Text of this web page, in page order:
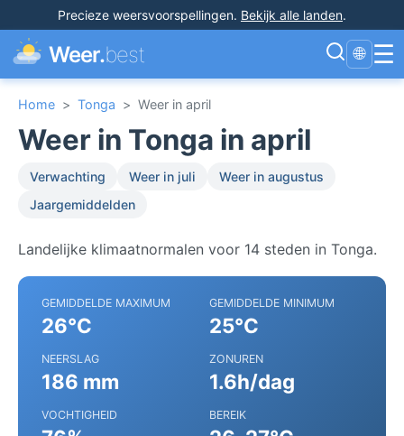
Precieze weersvoorspellingen. Bekijk alle landen.
Weer.best 🌐 ☰
Home > Tonga > Weer in april
Weer in Tonga in april
Verwachting Weer in juli
Weer in augustus
Jaargemiddelden
Landelijke klimaatnormalen voor 14 steden in Tonga.
GEMIDDELDE MAXIMUM
26°C
GEMIDDELDE MINIMUM
25°C
NEERSLAG
186 mm
ZONUREN
1.6h/dag
VOCHTIGHEID BEREIK